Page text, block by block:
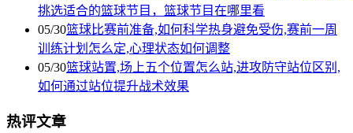
挑选适合的篮球节目，篮球节目在哪里看
05/30篮球比赛前准备,如何科学热身避免受伤,赛前一周
训练计划怎么定,心理状态如何调整
05/30篮球站置,场上五个位置怎么站,进攻防守站位区别,
如何通过站位提升战术效果
热评文章